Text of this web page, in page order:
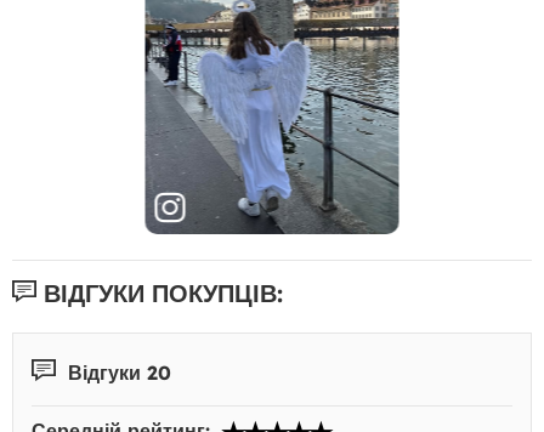
ВІДГУКИ ПОКУПЦІВ:
Відгуки 20